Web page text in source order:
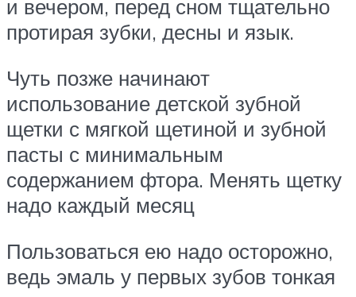
и вечером, перед сном тщательно
протирая зубки, десны и язык.
Чуть позже начинают
использование детской зубной
щетки с мягкой щетиной и зубной
пасты с минимальным
содержанием фтора. Менять щетку
надо каждый месяц
Пользоваться ею надо осторожно,
ведь эмаль у первых зубов тонкая